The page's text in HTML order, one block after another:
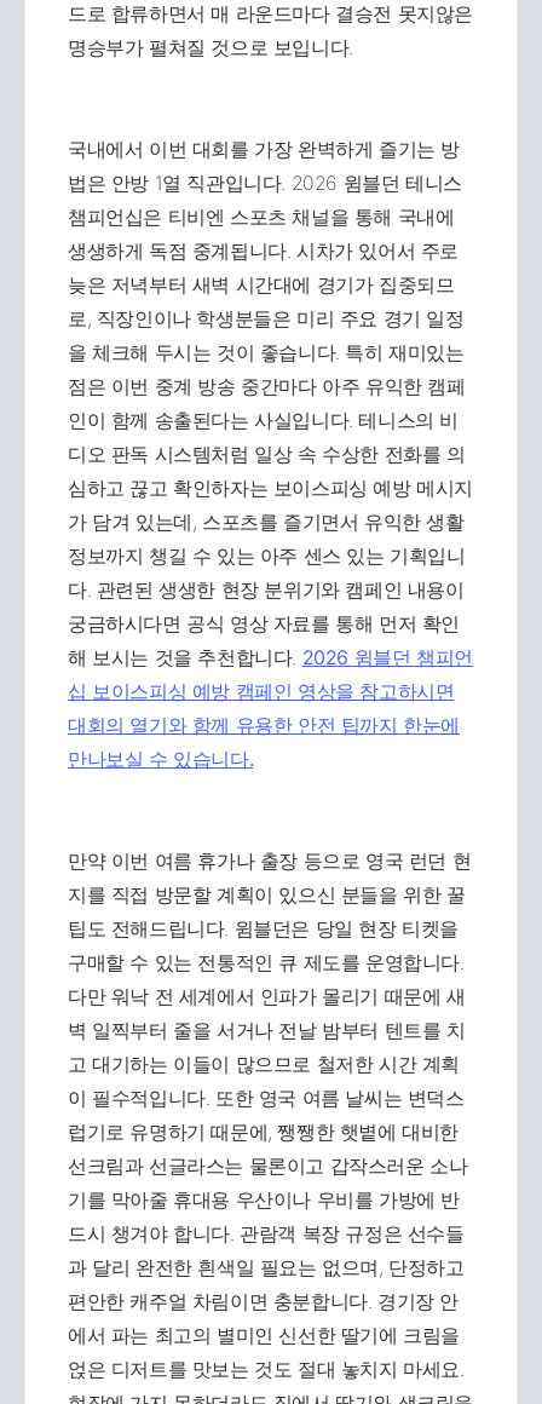
드로 합류하면서 매 라운드마다 결승전 못지않은
명승부가 펼쳐질 것으로 보입니다.
국내에서 이번 대회를 가장 완벽하게 즐기는 방
법은 안방 1열 직관입니다. 2026 윔블던 테니스
챔피언십은 티비엔 스포츠 채널을 통해 국내에
생생하게 독점 중계됩니다. 시차가 있어서 주로
늦은 저녁부터 새벽 시간대에 경기가 집중되므
로, 직장인이나 학생분들은 미리 주요 경기 일정
을 체크해 두시는 것이 좋습니다. 특히 재미있는
점은 이번 중계 방송 중간마다 아주 유익한 캠페
인이 함께 송출된다는 사실입니다. 테니스의 비
디오 판독 시스템처럼 일상 속 수상한 전화를 의
심하고 끊고 확인하자는 보이스피싱 예방 메시지
가 담겨 있는데, 스포츠를 즐기면서 유익한 생활
정보까지 챙길 수 있는 아주 센스 있는 기획입니
다. 관련된 생생한 현장 분위기와 캠페인 내용이
궁금하시다면 공식 영상 자료를 통해 먼저 확인
해 보시는 것을 추천합니다. 2026 윔블던 챔피언
십 보이스피싱 예방 캠페인 영상을 참고하시면
대회의 열기와 함께 유용한 안전 팁까지 한눈에
만나보실 수 있습니다.
만약 이번 여름 휴가나 출장 등으로 영국 런던 현
지를 직접 방문할 계획이 있으신 분들을 위한 꿀
팁도 전해드립니다. 윔블던은 당일 현장 티켓을
구매할 수 있는 전통적인 큐 제도를 운영합니다.
다만 워낙 전 세계에서 인파가 몰리기 때문에 새
벽 일찍부터 줄을 서거나 전날 밤부터 텐트를 치
고 대기하는 이들이 많으므로 철저한 시간 계획
이 필수적입니다. 또한 영국 여름 날씨는 변덕스
럽기로 유명하기 때문에, 쨍쨍한 햇볕에 대비한
선크림과 선글라스는 물론이고 갑작스러운 소나
기를 막아줄 휴대용 우산이나 우비를 가방에 반
드시 챙겨야 합니다. 관람객 복장 규정은 선수들
과 달리 완전한 흰색일 필요는 없으며, 단정하고
편안한 캐주얼 차림이면 충분합니다. 경기장 안
에서 파는 최고의 별미인 신선한 딸기에 크림을
얹은 디저트를 맛보는 것도 절대 놓치지 마세요.